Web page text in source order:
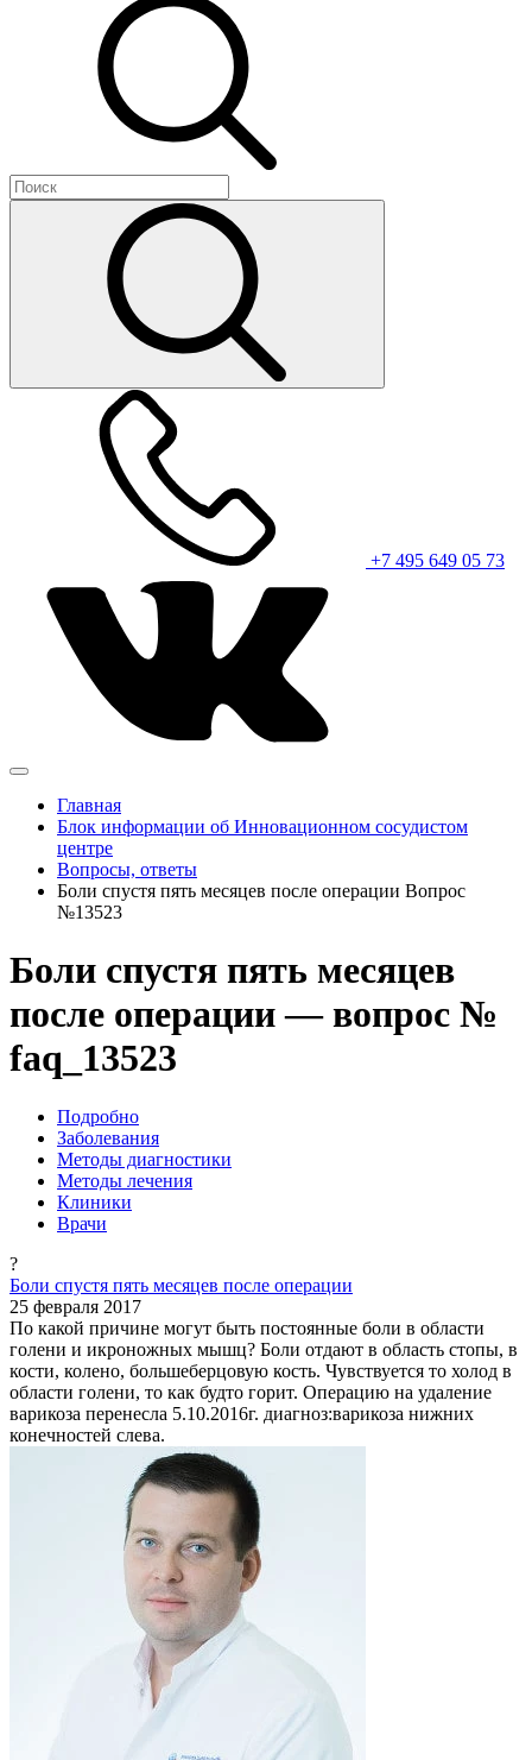
+7 495 649 05 73
Главная
Блок информации об Инновационном сосудистом
центре
Вопросы, ответы
Боли спустя пять месяцев после операции Вопрос
№13523
Боли спустя пять месяцев
после операции — вопрос №
faq_13523
Подробно
Заболевания
Методы диагностики
Методы лечения
Клиники
Врачи
?
Боли спустя пять месяцев после операции
25 февраля 2017
По какой причине могут быть постоянные боли в области
голени и икроножных мышц? Боли отдают в область стопы, в
кости, колено, большеберцовую кость. Чувствуется то холод в
области голени, то как будто горит. Операцию на удаление
варикоза перенесла 5.10.2016г. диагноз:варикоза нижних
конечностей слева.